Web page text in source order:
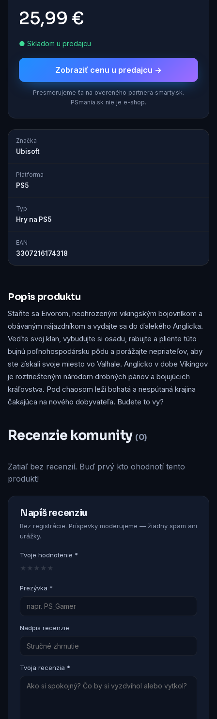
25,99 €
● Skladom u predajcu
Zobraziť cenu u predajcu →
Presmerujeme ťa na overeného partnera smarty.sk.
PSmania.sk nie je e-shop.
Značka
Ubisoft
Platforma
PS5
Typ
Hry na PS5
EAN
3307216174318
Popis produktu
Staňte sa Eivorom, neohrozeným vikingským bojovníkom a
obávaným nájazdníkom a vydajte sa do ďalekého Anglicka.
Veďte svoj klan, vybudujte si osadu, rabujte a pliente túto
bujnú poľnohospodársku pôdu a porážajte nepriateľov, aby
ste získali svoje miesto vo Valhale. Anglicko v dobe Vikingov
je roztriešteným národom drobných pánov a bojujúcich
kráľovstva. Pod chaosom leží bohatá a nespútaná krajina
čakajúca na nového dobyvateľa. Budete to vy?
Recenzie komunity (0)
Zatiaľ bez recenzií. Buď prvý kto ohodnotí tento
produkt!
Napíš recenziu
Bez registrácie. Príspevky moderujeme — žiadny spam ani
urážky.
Tvoje hodnotenie *
★
★
★
★
★
Prezývka *
Nadpis recenzie
Tvoja recenzia *